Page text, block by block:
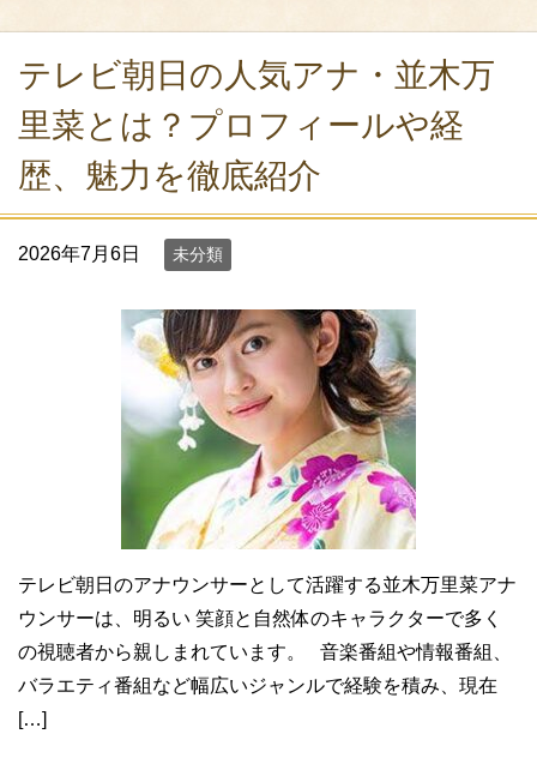
テレビ朝日の人気アナ・並木万
里菜とは？プロフィールや経
歴、魅力を徹底紹介
2026年7月6日 未分類
テレビ朝日のアナウンサーとして活躍する並木万里菜アナ
ウンサーは、明るい 笑顔と自然体のキャラクターで多く
の視聴者から親しまれています。 音楽番組や情報番組、
バラエティ番組など幅広いジャンルで経験を積み、現在
[…]